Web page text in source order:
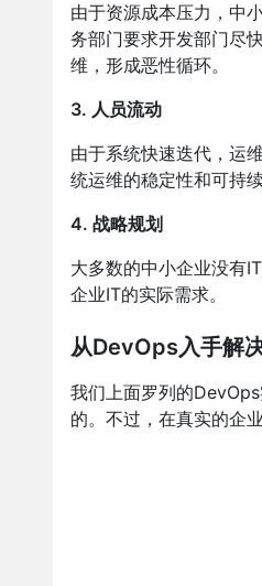
由于资源成本压力，中
务部门要求开发部门尽
维，形成恶性循环。
3. 人员流动
由于系统快速迭代，运
统运维的稳定性和可持续
4. 战略规划
大多数的中小企业没有
企业IT的实际需求。
从DevOps入手解
我们上面罗列的
的。不过，在真实的企